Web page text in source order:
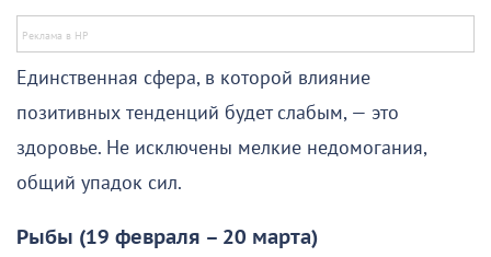
Единственная сфера, в которой влияние
позитивных тенденций будет слабым, — это
здоровье. Не исключены мелкие недомогания,
общий упадок сил.
Рыбы (19 февраля – 20 марта)